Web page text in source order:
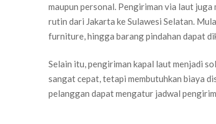
maupun personal. Pengiriman via laut
rutin dari Jakarta ke Sulawesi Selatan.
furniture, hingga barang pindahan dapat
Selain itu, pengiriman kapal laut menjadi
sangat cepat, tetapi membutuhkan biaya
pelanggan dapat mengatur jadwal